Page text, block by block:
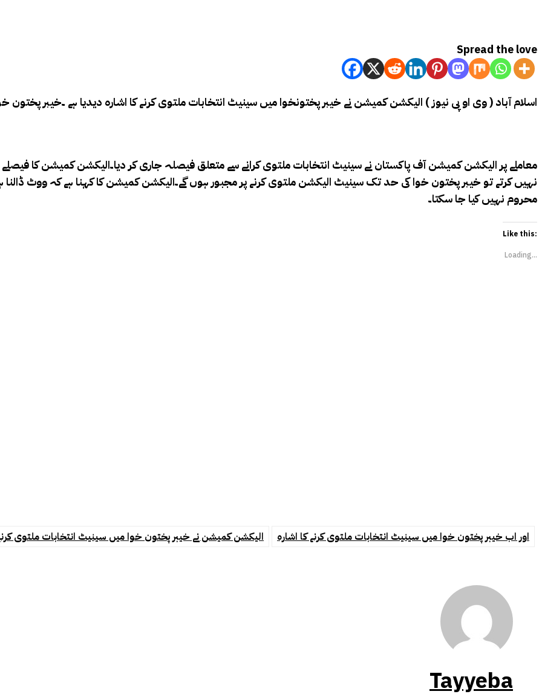
Spread the love
اسلام آباد ( وی او پی نیوز ) الیکشن کمیشن نے خیبر پختونخوا میں سینیٹ انتخابات ملتوی کرنے کا اشارہ دیدیا ہے ۔خیبر پختون
معاملے پر الیکشن کمیشن آف پاکستان نے سینیٹ انتخابات ملتوی کرانے سے متعلق فیصلہ جاری کر دیا۔الیکشن کمیشن کا
نہیں کرتے تو خیبر پختون خوا کی حد تک سینیٹ الیکشن ملتوی کرنے پر مجبور ہوں گے۔الیکشن کمیشن کا کہنا ہے کہ ووٹ
محروم نہیں کیا جا سکتا۔
Like this:
Loading...
الیکشن کمیشن نے خیبر پختون خوا میں سینیٹ انتخابات ملتوی کرنے اور اب خیبر پختون خوا میں سینیٹ انتخابات ملتوی کرنے کا اشارہ
Tayyeba